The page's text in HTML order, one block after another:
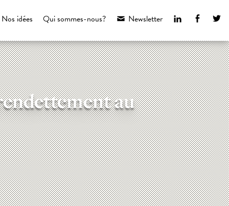
LinkedIn
Newsletter
Qui sommes-nous?
Nos idées
au